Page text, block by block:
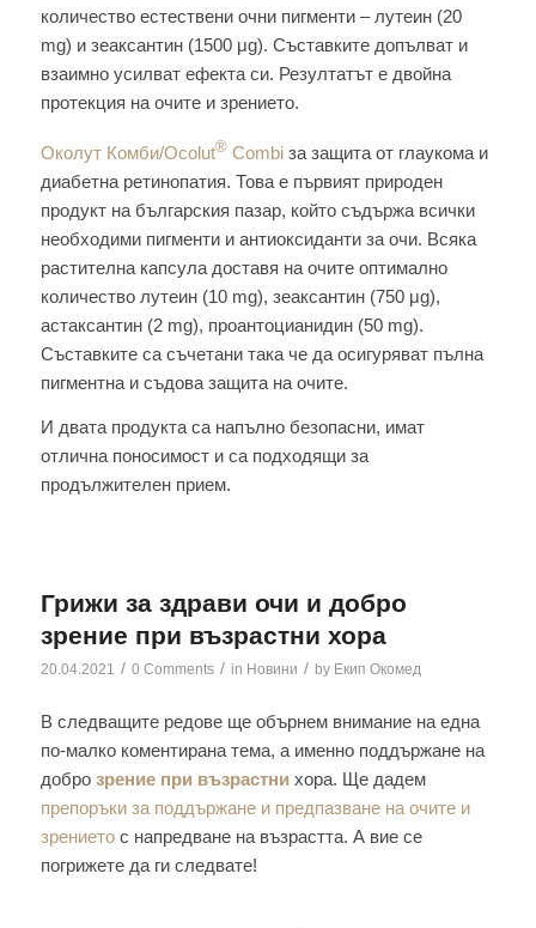
количество естествени очни пигменти – лутеин (20
mg) и зеаксантин (1500 μg). Съставките допълват и
взаимно усилват ефекта си. Резултатът е двойна
протекция на очите и зрението.
Околут Комби/Ocolut®Combiза защита от глаукома и
диабетна ретинопатия. Това е първият природен
продукт на българския пазар, който съдържа всички
необходими пигменти и антиоксиданти за очи. Всяка
растителна капсула доставя на очите оптимално
количество лутеин (10 mg), зеаксантин (750 μg),
астаксантин (2 mg), проантоцианидин (50 mg).
Съставките са съчетани така че да осигуряват пълна
пигментна и съдова защита на очите.
И двата продукта са напълно безопасни, имат
отлична поносимост и са подходящи за
продължителен прием.
Грижи за здрави очи и добро
зрение при възрастни хора
20.04.2021 / 0 Comments / in Новини / by Екип Окомед
В следващите редове ще обърнем внимание на една
по-малко коментирана тема, а именно поддържане на
добро зрение при възрастнихора. Ще дадем
препоръки за поддържане и предпазване на очите и
зрениетос напредване на възрастта. А вие се
погрижете да ги следвате!